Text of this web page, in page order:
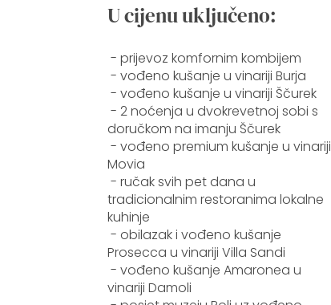
U cijenu uključeno:
- prijevoz komfornim kombijem
- vođeno kušanje u vinariji Burja
- vođeno kušanje u vinariji Ščurek
- 2 noćenja u dvokrevetnoj sobi s
doručkom na imanju Ščurek
- vođeno premium kušanje u vinariji
Movia
- ručak svih pet dana u
tradicionalnim restoranima lokalne
kuhinje
- obilazak i vođeno kušanje
Prosecca u vinariji Villa Sandi
- vođeno kušanje Amaronea u
vinariji Damoli